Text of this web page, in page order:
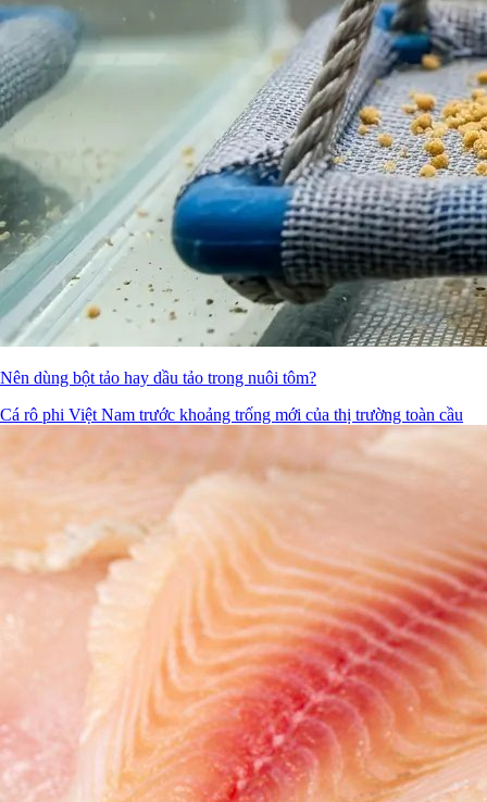
Nên dùng bột tảo hay dầu tảo trong nuôi tôm?
Cá rô phi Việt Nam trước khoảng trống mới của thị trường toàn cầu